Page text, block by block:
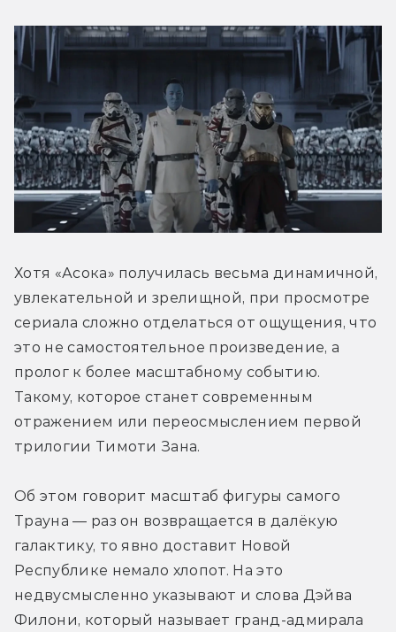
Хотя «Асока» получилась весьма динамичной,
увлекательной и зрелищной, при просмотре
сериала сложно отделаться от ощущения, что
это не самостоятельное произведение, а
пролог к более масштабному событию.
Такому, которое станет современным
отражением или переосмыслением первой
трилогии Тимоти Зана.
Об этом говорит масштаб фигуры самого
Трауна — раз он возвращается в далёкую
галактику, то явно доставит Новой
Республике немало хлопот. На это
недвусмысленно указывают и слова Дэйва
Филони, который называет гранд-адмирала